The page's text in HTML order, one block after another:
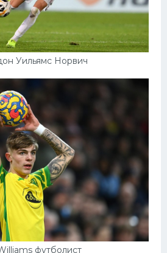
Уильямс Норвич
футболист